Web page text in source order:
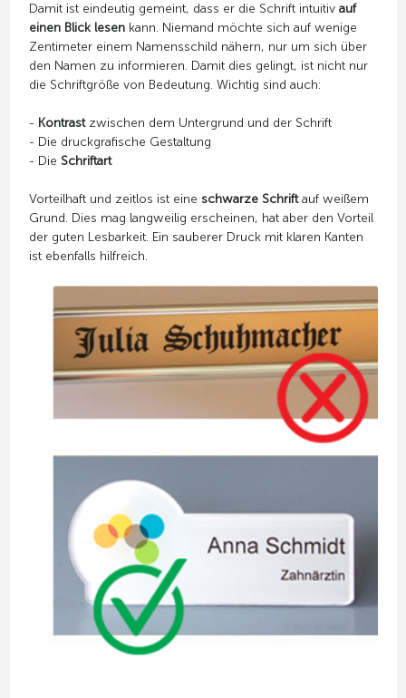
Damit ist eindeutig gemeint, dass er die Schrift intuitiv auf
einen Blick lesenkann. Niemand möchte sich auf wenige
Zentimeter einem Namensschild nähern, nur um sich über
den Namen zu informieren. Damit dies gelingt, ist nicht nur
die Schriftgröße von Bedeutung. Wichtig sind auch:
- Kontrastzwischen dem Untergrund und der Schrift
- Die druckgrafische Gestaltung
- Die Schriftart
Vorteilhaft und zeitlos ist eine schwarze Schriftauf weißem
Grund. Dies mag langweilig erscheinen, hat aber den Vorteil
der guten Lesbarkeit. Ein sauberer Druck mit klaren Kanten
ist ebenfalls hilfreich.